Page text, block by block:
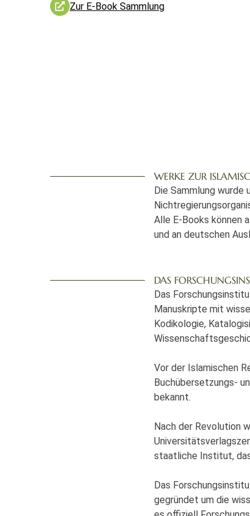
Zur E-Book Sammlung
WERKE ZUR
Die Sammlung
Alle E-Books können
und an deutschen
DAS
Das
Manuskripte mit
Kodikologie,
Vor der Islamischen
Buchübersetzungs-
bekannt.
Nach der Revolution
staatliche Institut,
Das
gegründet um die